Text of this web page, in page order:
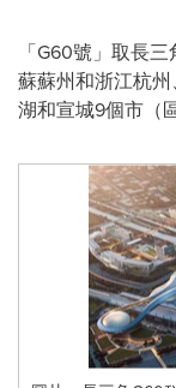
「G60號」取長
蘇蘇州和浙江杭
湖和宣城9個市（